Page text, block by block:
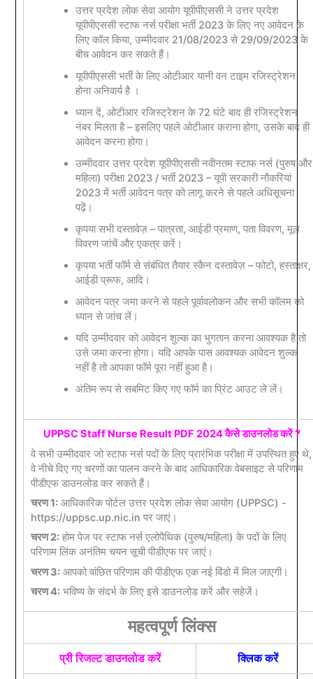
उत्तर प्रदेश लोक सेवा आयोग यूपीपीएससी ने उत्तर प्रदेश
यूपीपीएससी स्टाफ नर्स परीक्षा भर्ती 2023 के लिए नए आवेदन के
लिए कॉल किया, उम्मीदवार 21/08/2023 से 29/09/2023 के
बीच आवेदन कर सकते हैं।
यूपीपीएससी भर्ती के लिए ओटीआर यानी वन टाइम रजिस्ट्रेशन
होना अनिवार्य है ।
ध्यान दें, ओटीआर रजिस्ट्रेशन के 72 घंटे बाद ही रजिस्ट्रेशन
नंबर मिलता है – इसलिए पहले ओटीआर कराना होगा, उसके बाद ही
आवेदन करना होगा।
उम्मीदवार उत्तर प्रदेश यूपीपीएससी नवीनतम स्टाफ नर्स (पुरुष और
महिला) परीक्षा 2023 / भर्ती 2023 – यूपी सरकारी नौकरियां
2023 में भर्ती आवेदन पत्र को लागू करने से पहले अधिसूचना
पढ़ें।
कृपया सभी दस्तावेज़ – पात्रता, आईडी प्रमाण, पता विवरण, मूल
विवरण जांचें और एकत्र करें।
कृपया भर्ती फॉर्म से संबंधित तैयार स्कैन दस्तावेज़ – फोटो, हस्ताक्षर,
आईडी प्रूफ, आदि।
आवेदन पत्र जमा करने से पहले पूर्वावलोकन और सभी कॉलम को
ध्यान से जांच लें।
यदि उम्मीदवार को आवेदन शुल्क का भुगतान करना आवश्यक है तो
उसे जमा करना होगा। यदि आपके पास आवश्यक आवेदन शुल्क
नहीं है तो आपका फॉर्म पूरा नहीं हुआ है।
अंतिम रूप से सबमिट किए गए फॉर्म का प्रिंट आउट ले लें।
UPPSC Staff Nurse Result PDF 2024 कैसे डाउनलोड करें ?
वे सभी उम्मीदवार जो स्टाफ नर्स पदों के लिए प्रारंभिक परीक्षा में उपस्थित हुए थे,
वे नीचे दिए गए चरणों का पालन करने के बाद आधिकारिक वेबसाइट से परिणाम
पीडीएफ डाउनलोड कर सकते हैं।
चरण 1: आधिकारिक पोर्टल उत्तर प्रदेश लोक सेवा आयोग (UPPSC) -
https://uppsc.up.nic.in पर जाएं।
चरण 2: होम पेज पर स्टाफ नर्स एलोपैथिक (पुरुष/महिला) के पदों के लिए
परिणाम लिंक अनंतिम चयन सूची पीडीएफ पर जाएं।
चरण 3: आपको वांछित परिणाम की पीडीएफ एक नई विंडो में मिल जाएगी।
चरण 4: भविष्य के संदर्भ के लिए इसे डाउनलोड करें और सहेजें।
महत्वपूर्ण लिंक्स
प्री रिजल्ट डाउनलोड करें क्लिक करें